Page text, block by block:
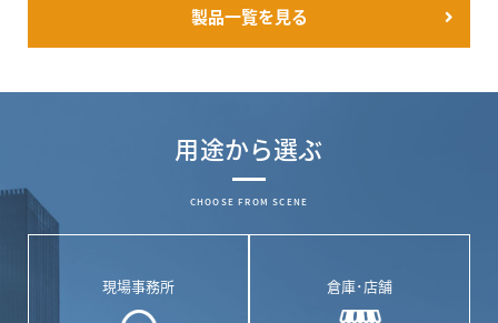
製品一覧を見る
用途から選ぶ
CHOOSE FROM SCENE
現場事務所 倉庫･店舗